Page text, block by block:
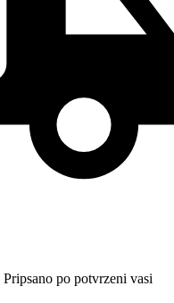
Pripsano po potvrzeni vasi